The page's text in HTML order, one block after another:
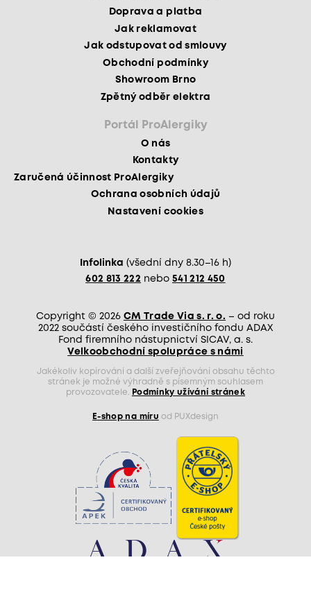
Doprava a platba
Jak reklamovat
Jak odstupovat od smlouvy
Obchodní podmínky
Showroom Brno
Zpětný odběr elektra
Portál ProAlergiky
O nás
Kontakty
Zaručená účinnost ProAlergiky
Ochrana osobních údajů
Nastavení cookies
Infolinka (všední dny 8.30–16 h)
602 813 222 nebo 541 212 450
Copyright © 2026 CM Trade Via s. r. o. – od roku
2022 součástí českého investičního fondu ADAX
Fond firemního nástupnictví SICAV, a. s.
Velkoobchodní spolupráce s námi
Jakékoliv kopírování a další zveřejňování obsahu těchto
stránek je možné výhradně s písemným souhlasem
provozovatele.
Podmínky užívání stránek
E-shop na míru od PUXdesign